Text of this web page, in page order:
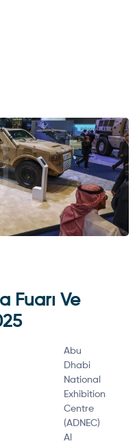
Fuarı Ve
Abu
Dhabi
National
Exhibition
Centre
(ADNEC)
Al